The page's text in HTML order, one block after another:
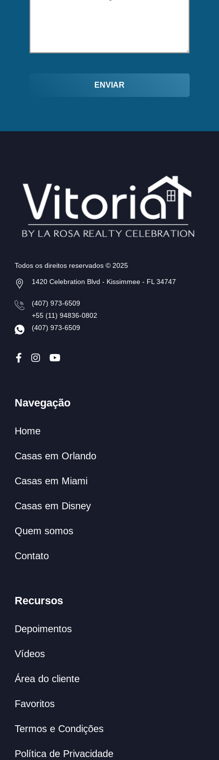
ENVIAR
Todos os direitos reservados © 2025
1420 Celebration Blvd - Kissimmee - FL 34747
(407) 973-6509
+55 (11) 94836-0802
(407) 973-6509
Navegação
Home
Casas em Orlando
Casas em Miami
Casas em Disney
Quem somos
Contato
Recursos
Depoimentos
Vídeos
Área do cliente
Favoritos
Termos e Condições
Política de Privacidade